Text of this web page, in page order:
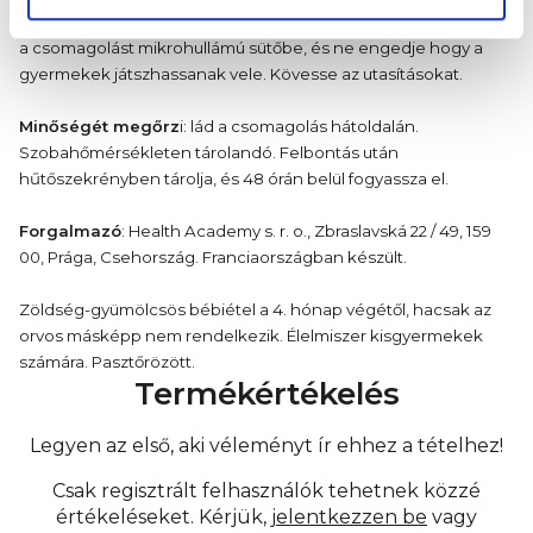
Használati utasítás: Közvetlen fogyasztásra alkalmas. Ne tegye
a csomagolást mikrohullámú sütőbe, és ne engedje hogy a
gyermekek játszhassanak vele. Kövesse az utasításokat.
Minőségét megőrzi: lád a csomagolás hátoldalán.
Szobahőmérsékleten tárolandó. Felbontás után
hűtőszekrényben tárolja, és 48 órán belül fogyassza el.
Forgalmazó: Health Academy s. r. o., Zbraslavská 22 / 49, 159
00, Prága, Csehország. Franciaországban készült.
Zöldség-gyümölcsös bébiétel a 4. hónap végétől, hacsak az
orvos másképp nem rendelkezik. Élelmiszer kisgyermekek
számára. Pasztőrözött.
Termékértékelés
Legyen az első, aki véleményt ír ehhez a tételhez!
Csak regisztrált felhasználók tehetnek közzé
értékeléseket. Kérjük, jelentkezzen be vagy